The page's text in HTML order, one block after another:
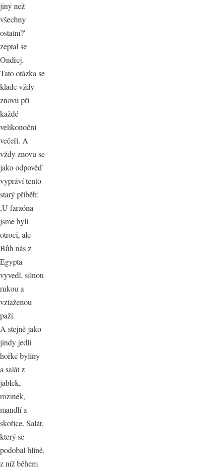
jiný než
všechny
ostatní?'
zeptal se
Ondřej.
Tato otázka se
klade vždy
znovu při
každé
velikonoční
večeři. A
vždy znovu se
jako odpověď
vypráví tento
starý příběh:
,U faraóna
jsme byli
otroci, ale
Bůh nás z
Egypta
vyvedl, silnou
rukou a
vztaženou
paží.
A stejně jako
jindy jedli
hořké byliny
a salát z
jablek,
rozinek,
mandlí a
skořice. Salát,
který se
podobal hlíně,
z níž během